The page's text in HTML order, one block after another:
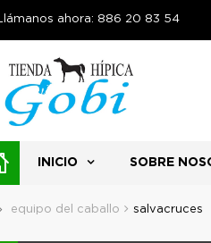
Llámanos ahora: 886 20 83 54
INICIO SOBRE
equipo del caballo salvacruces